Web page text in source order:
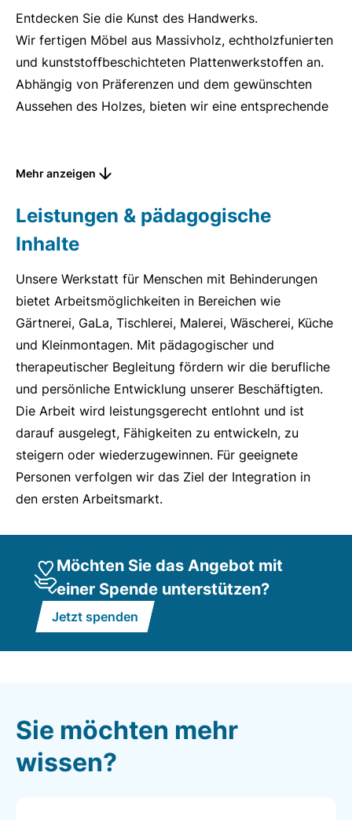
Entdecken Sie die Kunst des Handwerks.
Wir fertigen Möbel aus Massivholz, echtholzfunierten
und kunststoffbeschichteten Plattenwerkstoffen an.
Abhängig von Präferenzen und dem gewünschten
Aussehen des Holzes, bieten wir eine entsprechende
für Kindergärten, Kirchengemeinden und Schulen
individuelle Möbelstücke her. Für Industriebetriebe
umfasst produzieren wir Serienprodukte wie
Sonderpaletten, Verpackungen und Sonderelemente
aus Holz, Kunststoffen sowie Einzel- & Einbaumöbel.
Produkte an z.B. die Fertigung von
und -bänke für den Garten.
Auch wenn etwas kaputt ist, sind wir zur Stelle. Wir
reparieren vor Ort oder in unserer Werkstatt
Mehr anzeigen
Leistungen & pädagogische
Inhalte
Unsere Werkstatt für Menschen mit Behinderungen
bietet Arbeitsmöglichkeiten in Bereichen wie
Gärtnerei, GaLa, Tischlerei, Malerei, Wäscherei, Küche
und Kleinmontagen. Mit pädagogischer und
therapeutischer Begleitung fördern wir die berufliche
und persönliche Entwicklung unserer Beschäftigten.
Die Arbeit wird leistungsgerecht entlohnt und ist
darauf ausgelegt, Fähigkeiten zu entwickeln, zu
steigern oder wiederzugewinnen. Für geeignete
Personen verfolgen wir das Ziel der Integration in
den ersten Arbeitsmarkt.
Möchten Sie das Angebot mit
einer Spende unterstützen?
Jetzt spenden
Sie möchten mehr
wissen?